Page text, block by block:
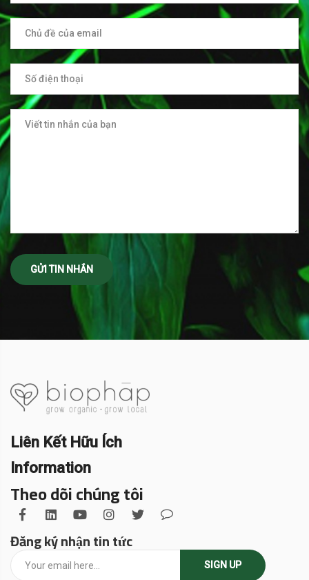
Liên Kết Hữu Ích
Information
Theo dõi chúng tôi
Đăng ký nhận tin tức
SIGN UP